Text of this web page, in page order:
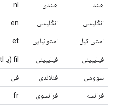
هلند هلندی nl
انگلیسی انگلیسی en
استی کیل استونیایی et
فیلیپینی فیلیپینی fil (یا tl)
سوومی فنلاندی فی
فرانسه فرانسوی fr